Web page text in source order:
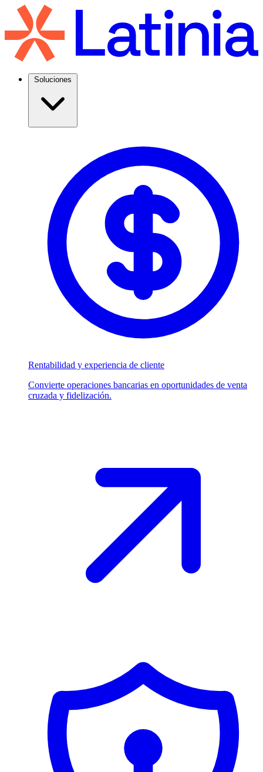
Soluciones
Rentabilidad y experiencia de cliente
Convierte operaciones bancarias en oportunidades de venta
cruzada y fidelización.